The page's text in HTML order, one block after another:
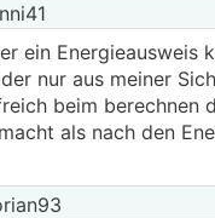
ein Energieausweis
nur aus meiner
beim berechnen
als nach den